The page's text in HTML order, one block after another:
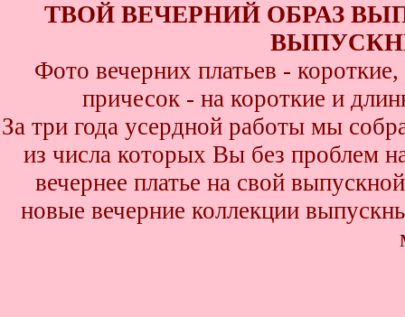
ТВОЙ ВЕЧЕРНИЙ ОБРАЗ
Фото вечерних платьев -
причесок - на короткие и
За три года усердной работы мы
из числа которых Вы без проблем
вечернее платье на свой
новые вечерние коллекции